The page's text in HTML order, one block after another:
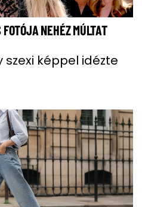
NEHÉZ MÚLTAT
szexi képpel idézte